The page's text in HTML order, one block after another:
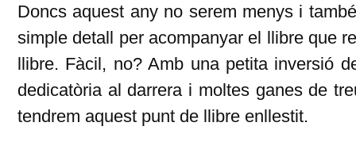
Doncs aquest any no serem menys i
simple detall per acompanyar el llibre que
llibre. Fàcil, no? Amb una petita inversió
dedicatòria al darrera i moltes ganes de
tendrem aquest punt de llibre enllestit.